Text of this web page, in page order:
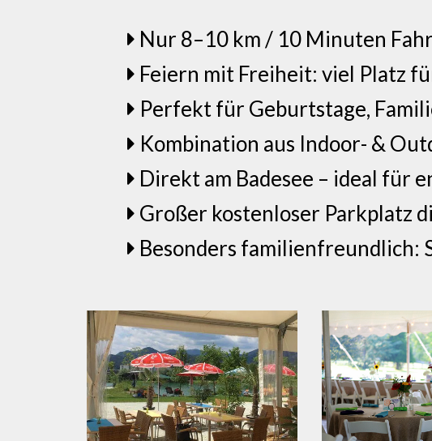
Nur 8–10 km / 10 Minuten
Feiern mit Freiheit: viel Platz
Perfekt für Geburtstage,
Kombination aus Indoor- &
Direkt am Badesee – ideal für
Großer kostenloser Parkplatz
Besonders familienfreundlich: